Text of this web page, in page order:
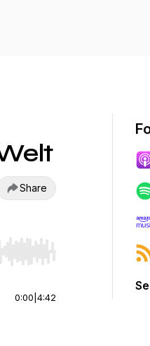
Share
or end. Hold shift to jump
0:00 4:42